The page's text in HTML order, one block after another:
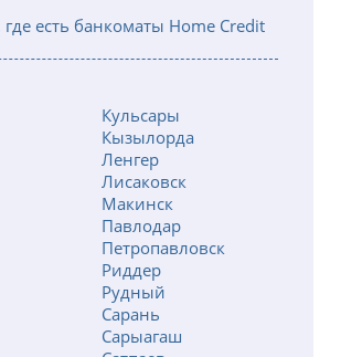
где есть банкоматы Home Credit
Кульсары
Кызылорда
Ленгер
Лисаковск
Макинск
Павлодар
Петропавловск
Риддер
Рудный
Сарань
Сарыагаш